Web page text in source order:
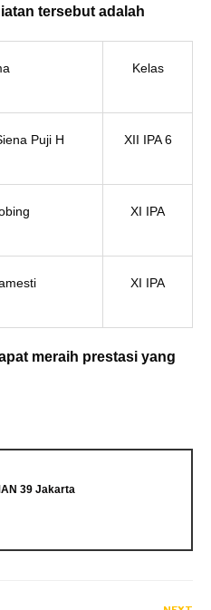
tersebut adalah
Kelas
Puji H XII IPA 6
XI IPA
XI IPA
meraih prestasi yang
39 Jakarta